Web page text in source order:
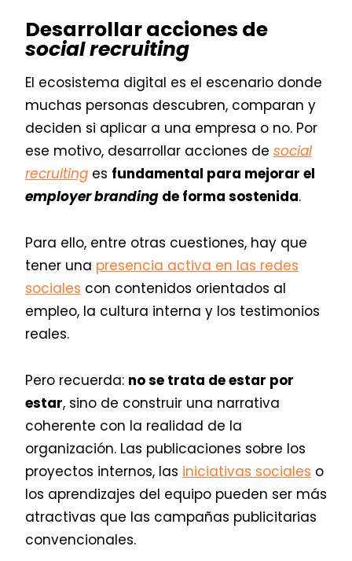
Desarrollar acciones de
social recruiting
El ecosistema digital es el escenario donde
muchas personas descubren, comparan y
deciden si aplicar a una empresa o no. Por
ese motivo, desarrollar acciones de social
recruiting es fundamental para mejorar el
employer branding de forma sostenida.
Para ello, entre otras cuestiones, hay que
tener una presencia activa en las redes
sociales con contenidos orientados al
empleo, la cultura interna y los testimonios
reales.
Pero recuerda: no se trata de estar por
estar, sino de construir una narrativa
coherente con la realidad de la
organización. Las publicaciones sobre los
proyectos internos, las iniciativas sociales o
los aprendizajes del equipo pueden ser más
atractivas que las campañas publicitarias
convencionales.